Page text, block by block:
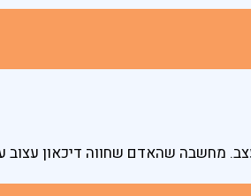
מחשבה שהאדם שחווה דיכאון עצוב